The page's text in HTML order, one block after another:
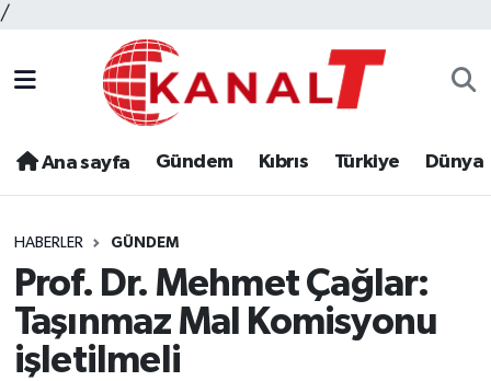
/
Ana sayfa Gündem Kıbrıs Türkiye Dünya
HABERLER GÜNDEM
Prof. Dr. Mehmet Çağlar:
Taşınmaz Mal Komisyonu
işletilmeli